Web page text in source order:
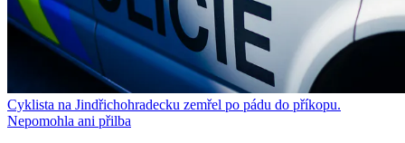
Cyklista na Jindřichohradecku zemřel po pádu do příkopu.
Nepomohla ani přilba